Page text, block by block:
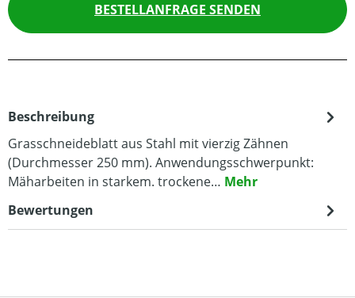
BESTELLANFRAGE SENDEN
Beschreibung
Grasschneideblatt aus Stahl mit vierzig Zähnen
(Durchmesser 250 mm). Anwendungsschwerpunkt:
Mäharbeiten in starkem. trockene… Mehr
Bewertungen